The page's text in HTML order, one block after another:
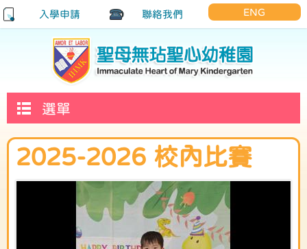
入學申請 聯絡我們 ENG
選單
2025-2026 校內比賽